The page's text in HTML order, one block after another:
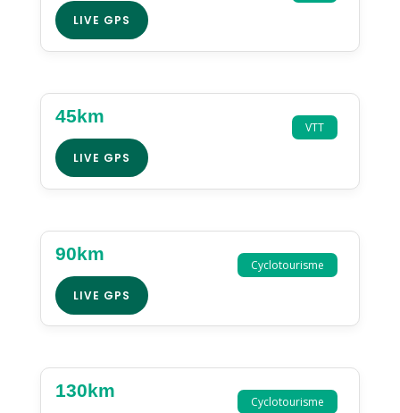
LIVE GPS
VTT
45km
LIVE GPS
Cyclotourisme
90km
LIVE GPS
Cyclotourisme
130km